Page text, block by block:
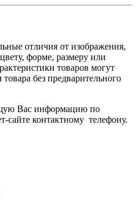
отличия от изображения,
форме, размеру или
товаров могут
без предварительного
Вас информацию по
сайте контактному телефону.